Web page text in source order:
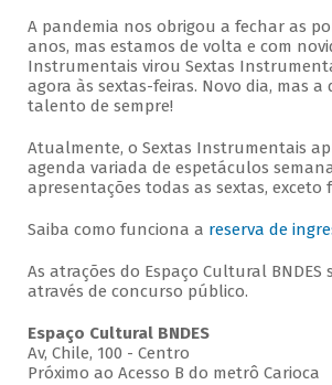
A pandemia nos obrigou a fechar as
anos, mas estamos de volta e com
Instrumentais virou Sextas
agora às sextas-feiras. Novo dia, mas a
talento de sempre!
Atualmente, o Sextas Instrumentais
agenda variada de espetáculos
apresentações todas as sextas, exceto
Saiba como funciona a reserva de
As atrações do Espaço Cultural BNDES
através de concurso público.
Espaço Cultural BNDES
Av, Chile, 100 - Centro
Próximo ao Acesso B do metrô Carioca